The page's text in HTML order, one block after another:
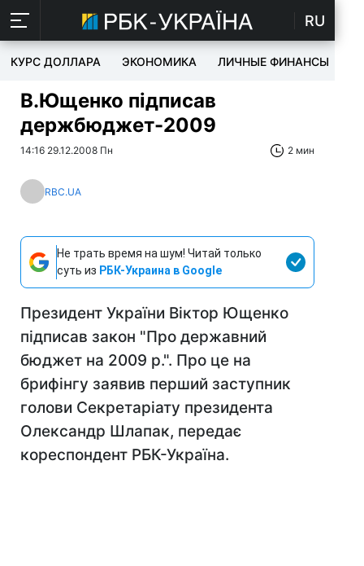
RU
КУРС ДОЛЛАРА ЭКОНОМИКА ЛИЧНЫЕ ФИНАНСЫ
В.Ющенко підписав
держбюджет-2009
14:16 29.12.2008 Пн 2 мин
RBC.UA
Не трать время на шум! Читай только
суть из РБК-Украина в Google
Президент України Віктор Ющенко
підписав закон "Про державний
бюджет на 2009 р.". Про це на
брифінгу заявив перший заступник
голови Секретаріату президента
Олександр Шлапак, передає
кореспондент РБК-Україна.